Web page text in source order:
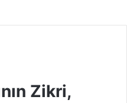
Zikri,